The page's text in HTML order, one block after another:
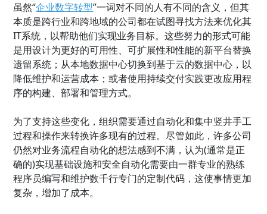
虽然“企业数字转型”一词对不同的人有不同的含义，但其
本质是跨行业和跨地域的公司都在试图寻找方法来优化其
IT系统，以帮助他们实现业务目标。这些努力的形式可能
是用设计为更好的可用性、可扩展性和性能的新平台替换
遗留系统；从本地数据中心切换到基于云的数据中心，以
降低维护和运营成本；或者使用持续交付实践更改应用程
序的构建、部署和管理方式。
为了支持这些变化，组织需要通过自动化和集中竖井手工
过程和操作来转换许多现有的过程。尽管如此，许多公司
仍然对业务流程自动化的想法感到不满，认为(通常是正
确的)实现基础设施和安全自动化需要由一群专业的熟练
程序员编写和维护数千行专门的定制代码，这使事情更加
复杂，增加了成本。